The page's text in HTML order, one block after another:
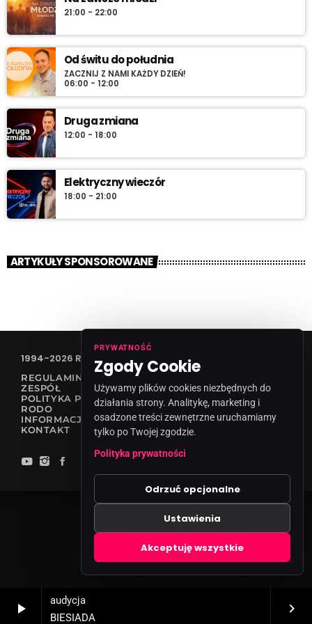
play_arrow
audycja
BIESIADA
keyboard_arrow_right
21:00 - 22:00
Od świtu do południa
ZACZNIJ Z NAMI KAŻDY DZIEŃ!
06:00 - 12:00
Druga zmiana
12:00 - 18:00
Elektryczny wieczór
18:00 - 21:00
ARTYKUŁY SPONSOROWANE
1994-2026 RADIO VANESSA SPÓŁKA Z O.O
REGULAMIN KONKURSÓW
ZESPÓŁ
POLITYKA PRYWATNOŚCI
RODO
INFORMACJA O NADAWCY
KONTAKT
PRYWATNOŚĆ
Zgody Cookie
Używamy plików cookies niezbędnych do
działania strony. Analitykę, marketing i
osadzone treści zewnętrzne uruchamiamy
tylko po Twojej zgodzie.
Polityka prywatności
Odrzuć opcjonalne
Ustawienia
Akceptuję wszystkie
Zgody cookies